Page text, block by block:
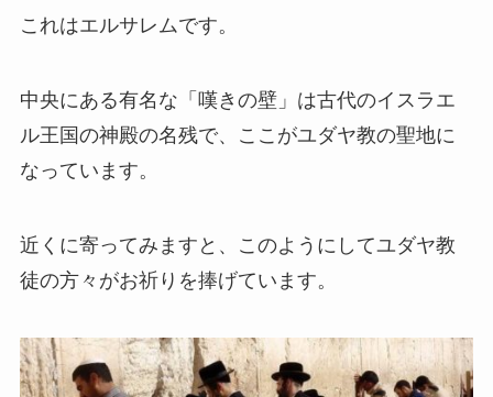
これはエルサレムです。
中央にある有名な「嘆きの壁」は古代のイスラエ
ル王国の神殿の名残で、ここがユダヤ教の聖地に
なっています。
近くに寄ってみますと、このようにしてユダヤ教
徒の方々がお祈りを捧げています。